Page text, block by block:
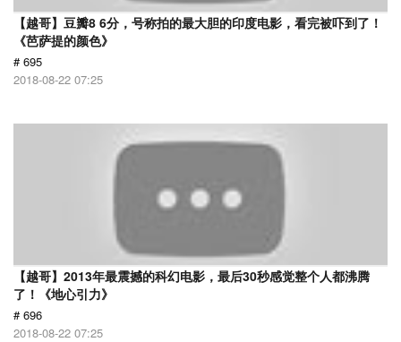
【越哥】豆瓣8 6分，号称拍的最大胆的印度电影，看完被吓到了！
《芭萨提的颜色》
# 695
2018-08-22 07:25
【越哥】2013年最震撼的科幻电影，最后30秒感觉整个人都沸腾
了！《地心引力》
# 696
2018-08-22 07:25